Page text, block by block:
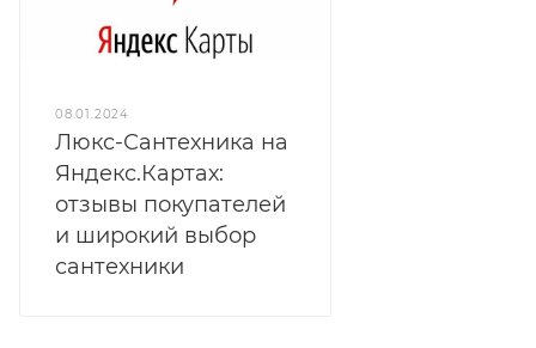
08.01.2024
Люкс-Сантехника на
Яндекс.Картах:
отзывы покупателей
и широкий выбор
сантехники